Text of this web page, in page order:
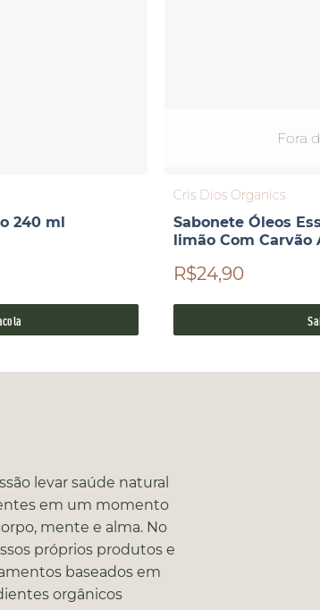
240 ml
Fora
Cris Dios Organics
Sabonete Óleos
limão Com Carvão
R$24,90
levar saúde natural
em um momento
mente e alma. No
próprios produtos e
baseados em
orgânicos